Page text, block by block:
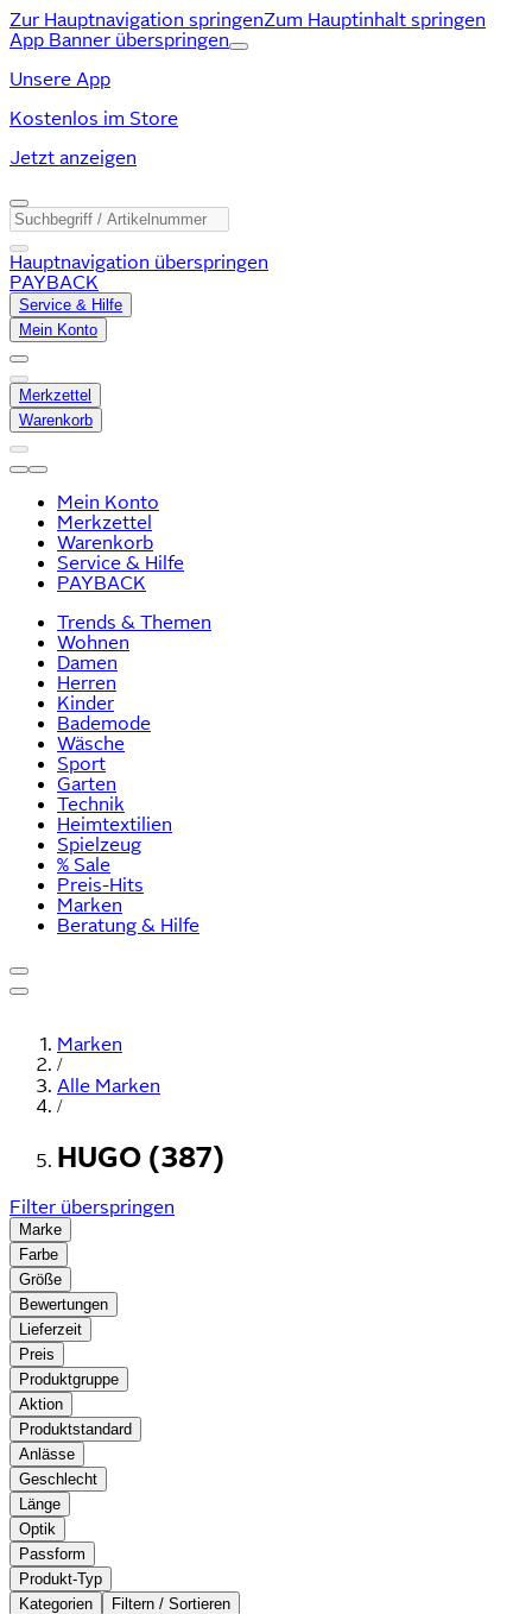
Zur Hauptnavigation springenZum Hauptinhalt springen
App Banner überspringen
Unsere App
Kostenlos im Store
Jetzt anzeigen
Hauptnavigation überspringen
PAYBACK
Service & Hilfe
Mein Konto
Merkzettel
Warenkorb
Mein Konto
Merkzettel
Warenkorb
Service & Hilfe
PAYBACK
Trends & Themen
Wohnen
Damen
Herren
Kinder
Bademode
Wäsche
Sport
Garten
Technik
Heimtextilien
Spielzeug
% Sale
Preis-Hits
Marken
Beratung & Hilfe
Marken
/
Alle Marken
/
HUGO (387)
Filter überspringen
Marke
Farbe
Größe
Bewertungen
Lieferzeit
Preis
Produktgruppe
Aktion
Produktstandard
Anlässe
Geschlecht
Länge
Optik
Passform
Produkt-Typ
Kategorien
Filtern / Sortieren